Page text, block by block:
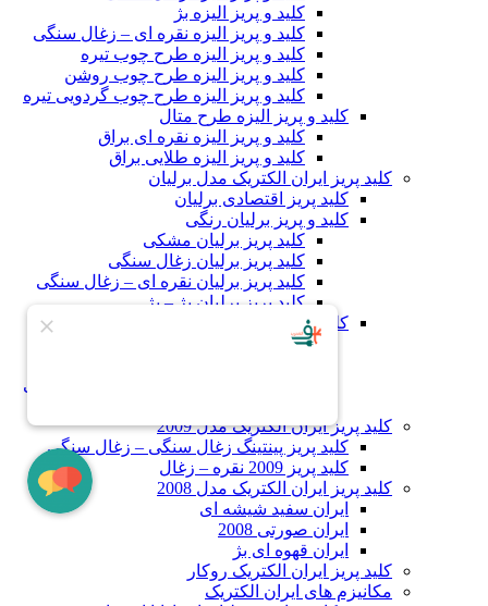
کلید و پریز الیزه بژ
کلید و پریز الیزه نقره ای – زغال سنگی
کلید و پریز الیزه طرح چوب تیره
کلید و پریز الیزه طرح چوب روشن
کلید و پریز الیزه طرح چوب گردویی تیره
کلید و پریز الیزه طرح متال
کلید و پریز الیزه نقره ای براق
کلید و پریز الیزه طلایی براق
کلید پریز ایران الکتریک مدل برلیان
کلید پریز اقتصادی برلیان
کلید و پریز برلیان رنگی
کلید پریز برلیان مشکی
کلید پریز برلیان زغال سنگی
کلید پریز برلیان نقره ای – زغال سنگی
کلید پریز برلیان بژ – بژ
کلید و پریز برلیان پلکسی
کلید پریز برلیان پلکسی سفید – سفید
کلید پریز برلیان پلکسی مشکی – مشکی
کلید پریز ایران الکتریک مدل 2009
کلید پریز پینتینگ زغال سنگی – زغال سنگی
کلید پریز 2009 نقره – زغال
کلید پریز ایران الکتریک مدل 2008
ایران سفید شیشه ای
ایران صورتی 2008
ایران قهوه ای بژ
کلید پریز ایران الکتریک روکار
مکانیزم های ایران الکتریک